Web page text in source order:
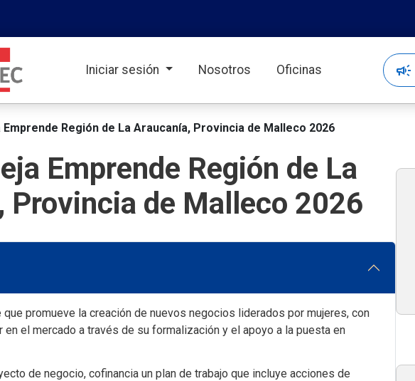
Iniciar sesión Nosotros Oficinas campaign
Emprende Región de La Araucanía, Provincia de Malleco 2026
Emprende Región de La
Provincia de Malleco 2026
que promueve la creación de nuevos negocios liderados por mujeres, con
en el mercado a través de su formalización y el apoyo a la puesta en
de negocio, cofinancia un plan de trabajo que incluye acciones de